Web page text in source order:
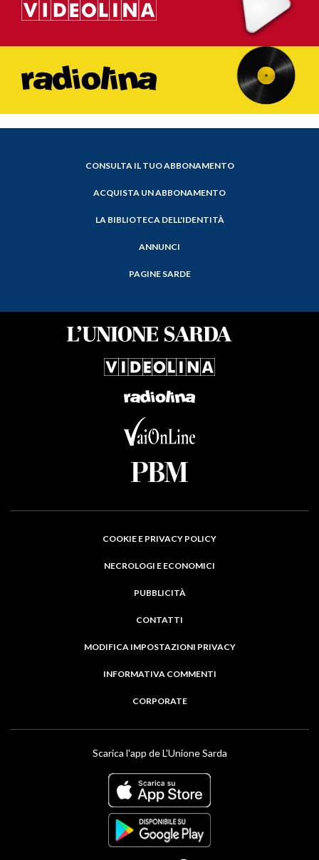
CONSULTA IL TUO ABBONAMENTO
ACQUISTA UN ABBONAMENTO
LA BIBLIOTECA DELL'IDENTITÀ
ANNUNCI
PAGINE SARDE
COOKIE E PRIVACY POLICY
NECROLOGI E ECONOMICI
PUBBLICITÀ
CONTATTI
MODIFICA IMPOSTAZIONI PRIVACY
INFORMATIVA COMMENTI
CORPORATE
Scarica l'app de L'Unione Sarda